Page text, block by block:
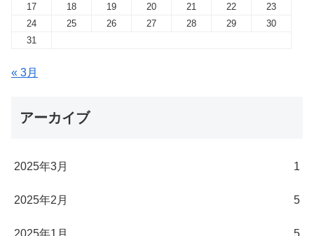
17
18 19 20 21 22
23
24
25 26 27 28 29
30
31
« 3月
アーカイブ
2025年3月 1
2025年2月 5
2025年1月 5